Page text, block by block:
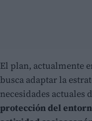
El plan, actualmente
busca adaptar la
necesidades
protección del